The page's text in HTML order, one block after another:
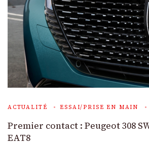
ACTUALITÉ ESSAI/PRISE EN MAIN
Premier contact : Peugeot 308
EAT8